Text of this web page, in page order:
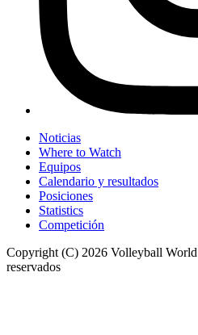
Noticias
Where to Watch
Equipos
Calendario y resultados
Posiciones
Statistics
Competición
Copyright (C) 2026 Volleyball World
reservados